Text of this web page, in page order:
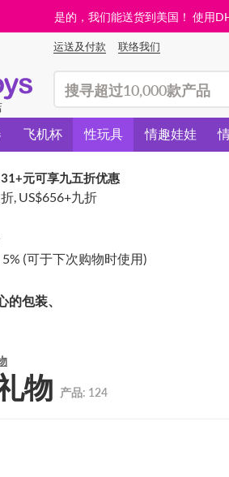
是的，我们能送货到美国！ 使用
运送及付款 联络我们
飞机杯 性玩具 情趣娃娃
+元可享九五折优惠
, US$656+九折
(可于下次购物时使用)
的包装、
物 产品: 124